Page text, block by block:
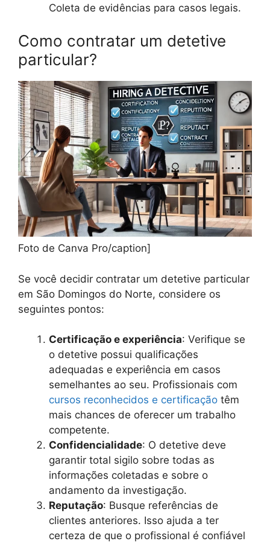
Coleta de evidências para casos legais.
Como contratar um detetive
particular?
Foto de Canva Pro/caption]
Se você decidir contratar um detetive particular
em São Domingos do Norte, considere os
seguintes pontos:
Certificação e experiência: Verifique se
o detetive possui qualificações
adequadas e experiência em casos
semelhantes ao seu. Profissionais com
cursos reconhecidos e certificação têm
mais chances de oferecer um trabalho
competente.
Confidencialidade: O detetive deve
garantir total sigilo sobre todas as
informações coletadas e sobre o
andamento da investigação.
Reputação: Busque referências de
clientes anteriores. Isso ajuda a ter
certeza de que o profissional é confiável